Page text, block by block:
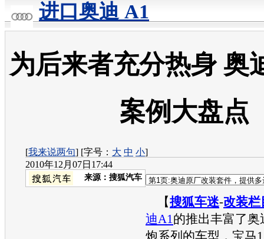
进口奥迪 A1
为后来者充分热身 奥
案例大盘点
[我来说两句] [字号： 大 中 小]
2010年12月07日17:44
来源： 搜狐汽车
【搜狐车迷-改装栏
迪A1 的推出丰富了
炮系列的车型，宝马